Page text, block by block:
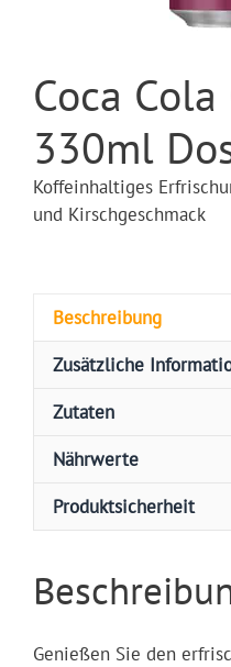
Coca
330ml
Koffeinhaltiges
und Kirschgeschmack
Beschreibung
Zusätzliche
Zutaten
Nährwerte
Produktsicherheit
Genießen Sie den